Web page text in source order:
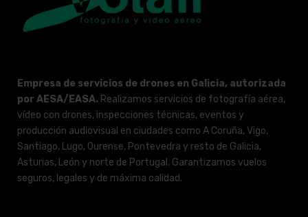
Empresa de servicios de drones en Galicia, autorizada
por AESA/EASA. Realizamos servicios de fotografía aérea,
vídeo con drones, inspecciones técnicas, eventos y
producción audiovisual en ciudades como A Coruña, Vigo,
Santiago, Lugo, Ourense, Pontevedra y resto de Galicia,
Asturias, León y norte de Portugal. Garantizamos vuelos
seguros, legales y de máxima calidad.